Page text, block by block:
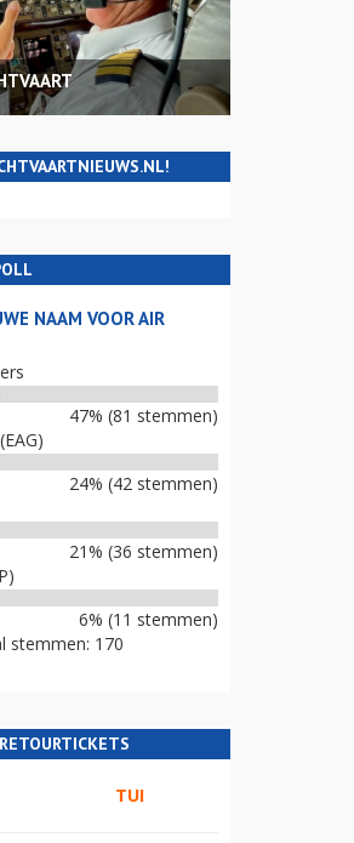
NAAM VOOR AIR
47% (81 stemmen)
24% (42 stemmen)
21% (36 stemmen)
6% (11 stemmen)
stemmen: 170
TUI